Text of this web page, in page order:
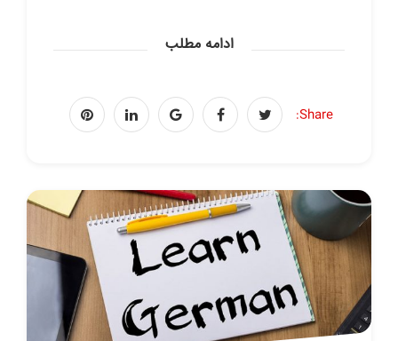
ادامه مطلب
Share: